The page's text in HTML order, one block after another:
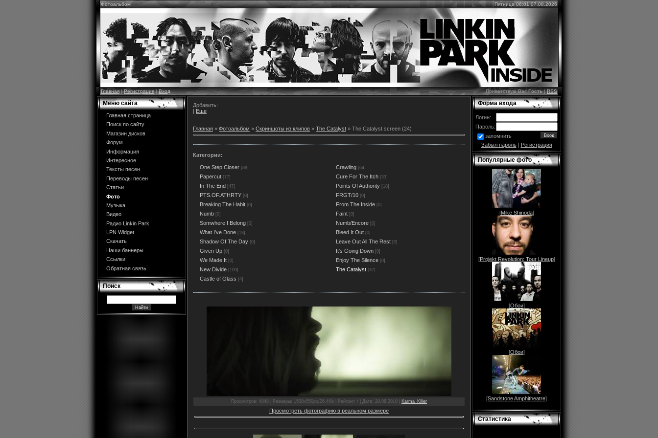
Фотоальбом Пятница 06:01 07.08.2026
Главная|Регистрация|Вход Приветствую ВасГость|RSS
Меню сайта
Главная страница
Поиск по сайту
Магазин дисков
Форум
Информация
Интересное
Тексты песен
Переводы песен
Статьи
Фото
Музыка
Видео
Радио Linkin Park
LPN Widget
Скачать
Наши баннеры
Ссылки
Обратная связь
Поиск
Добавить:
| Еще
Главная » Фотоальбом » Скриншоты из клипов » The Catalyst » The Catalyst screen (24)
Категории:
One Step Closer [88] Crawling [64]
Papercut [77] Cure For The Itch [33]
In The End [47] Points Of Authority [18]
PTS.OF.ATHRTY [0] FRGT/10 [0]
Breaking The Habit [0] From The Inside [0]
Numb [0] Faint [0]
Somwhere I Belong [0] Numb/Encore [0]
What I've Done [18] Bleed It Out [0]
Shadow Of The Day [0] Leave Out All The Rest [0]
Given Up [0] It's Going Down [0]
We Made It [0] Enjoy The Silence [0]
New Divide [109] The Catalyst [37]
Castle of Glass [4]
Просмотров: 4848 | Размеры: 1500x550px/26.4Kb | Рейтинг: / | Дата: 28.08.2010 | Karma_Killer
Просмотреть фотографию в реальном размере
Форма входа
Логин:
Пароль:
запомнить
Забыл пароль| Регистрация
Популярные фото
[Mike Shinoda]
[Projekt Revolution: Tour Lineup]
[Обои]
[Обои]
[Sandstone Amphitheatre]
Статистика